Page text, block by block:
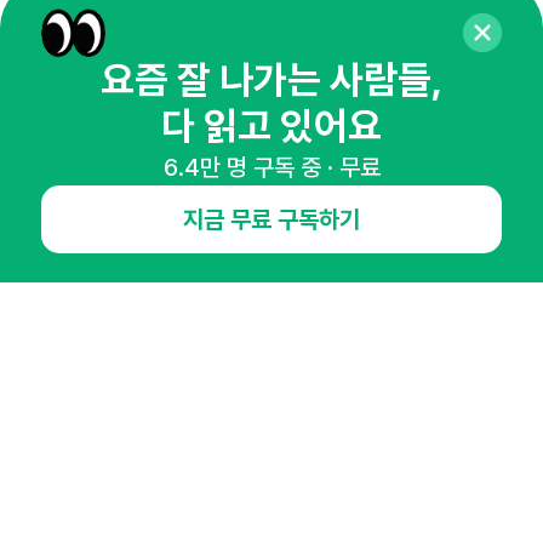
65,043명의 마케터를 성장시키는 뉴스레터
뉴스레터 구독하기
NHN AD
오픈애즈란 공지사항 제휴문의
인사이터 신청
뉴스레터
광고안내
요즘 잘 나가는 사람들,
다 읽고 있어요
6.4만 명 구독 중 · 무료
지금 무료 구독하기